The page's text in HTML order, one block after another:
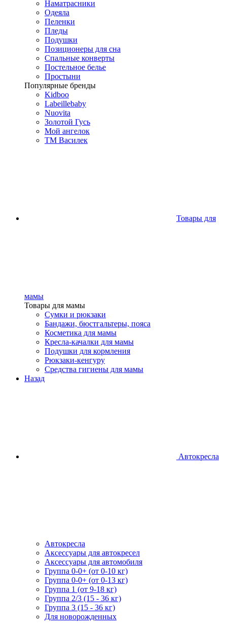
Наматрасники
Одеяла
Пеленки
Пледы
Подушки
Позиционеры для сна
Спальные конверты
Постельное белье
Простыни
Популярные бренды
Kidboo
Labeillebaby
Nuovita
Золотой Гусь
Мой ангелок
ТМ Василек
Товары для
мамы
Товары для мамы
Сумки и рюкзаки
Бандажи, бюстгальтеры, пояса
Косметика для мамы
Кресла-качалки для мамы
Подушки для кормления
Рюкзаки-кенгуру
Средства гигиены для мамы
Назад
Автокресла
Автокресла
Аксессуары для автокресел
Аксессуары для автомобиля
Группа 0-0+ (от 0-10 кг)
Группа 0-0+ (от 0-13 кг)
Группа 1 (от 9-18 кг)
Группа 2/3 (15 - 36 кг)
Группа 3 (15 - 36 кг)
Для новорожденных